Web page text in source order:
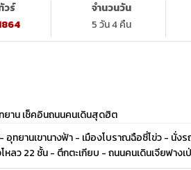
วร์
จำนวนวัน
5 วัน 4 คืน
ทยาน เช็คอินถนนคนเดินสุดฮิต
ยานเขานางฟ้า - เมืองโบราณฉือซี่โข่ว - นั่ง
ลว 22 ชั้น - ตึกตะเกียบ - ถนนคนเดินเจียฟางเ